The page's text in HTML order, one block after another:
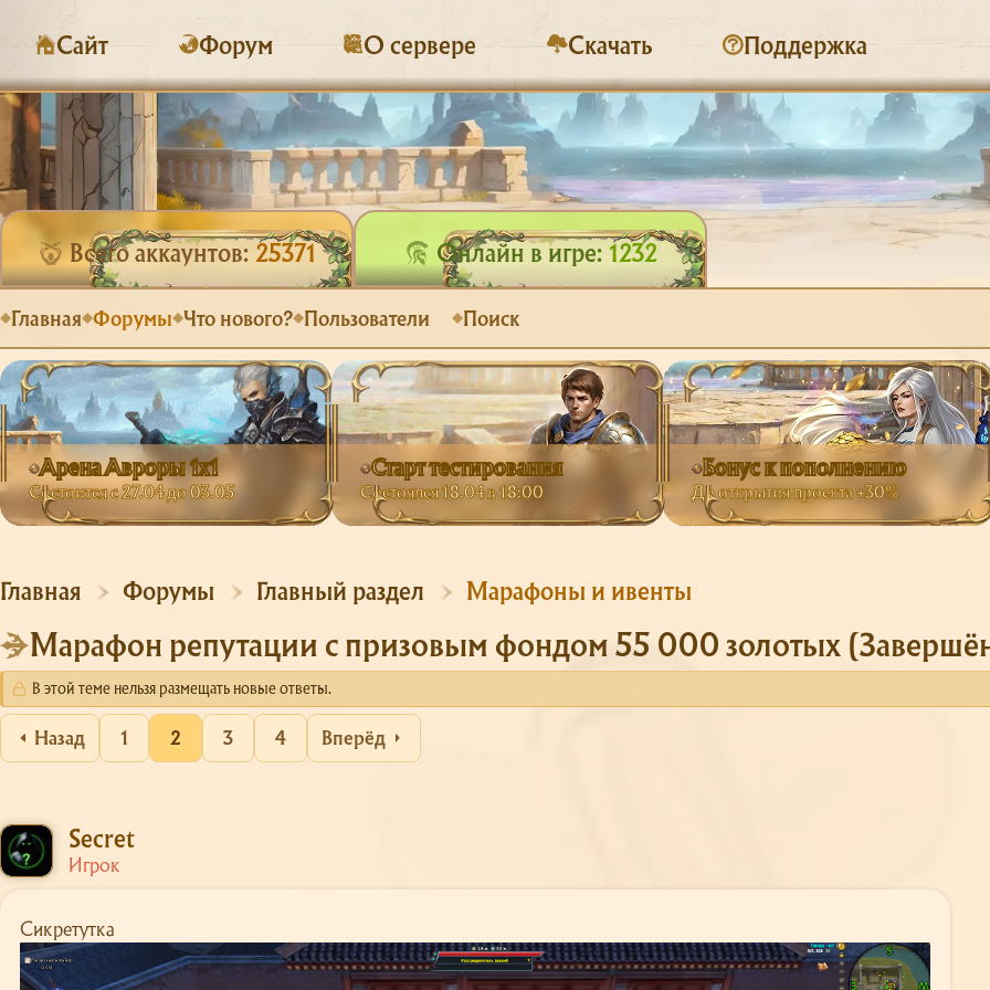
Сайт Форум О сервере Скачать Поддержка
Всего аккаунтов: 25371 Онлайн в игре: 1232
Главная Форумы Что нового? Пользователи Поиск
Арена Авроры 1х1
Состоится с 27.04 до 03.05
Старт тестирования
Состоялся 18.04 в 18:00
Бонус к пополнению
До открытия проекта +30%
Главная Форумы Главный раздел Марафоны и ивенты
Марафон репутации с призовым фондом 55 000 золотых
В этой теме нельзя размещать новые ответы.
Назад 1 2 3 4 Вперёд
Secret
Игрок
Сикретутка